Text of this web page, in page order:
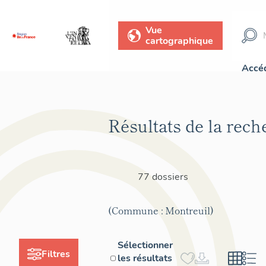
Vue
cartographique
Filtres
Résultats de la
77 dossiers
(Commune : Montreuil)
Sélectionner
les résultats